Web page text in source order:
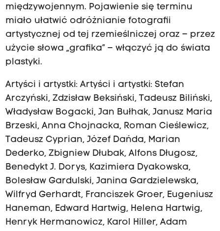
międzywojennym. Pojawienie się terminu
miało ułatwić odróżnianie fotografii
artystycznej od tej rzemieślniczej oraz – przez
użycie słowa „grafika” – włączyć ją do świata
plastyki.
Artyści i artystki: Artyści i artystki: Stefan
Arczyński, Zdzisław Beksiński, Tadeusz Biliński,
Władysław Bogacki, Jan Bułhak, Janusz Maria
Brzeski, Anna Chojnacka, Roman Cieślewicz,
Tadeusz Cyprian, Józef Dańda, Marian
Dederko, Zbigniew Dłubak, Alfons Długosz,
Benedykt J. Dorys, Kazimiera Dyakowska,
Bolesław Gardulski, Janina Gardzielewska,
Wilfryd Gerhardt, Franciszek Groer, Eugeniusz
Haneman, Edward Hartwig, Helena Hartwig,
Henryk Hermanowicz, Karol Hiller, Adam